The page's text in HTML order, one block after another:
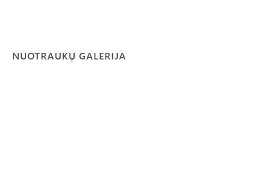
NUOTRAUKŲ GALERIJA